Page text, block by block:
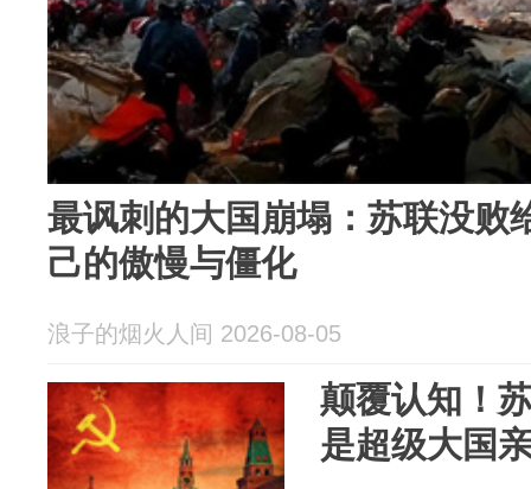
最讽刺的大国崩塌：苏联没败
己的傲慢与僵化
浪子的烟火人间 2026-08-05
颠覆认知！
是超级大国